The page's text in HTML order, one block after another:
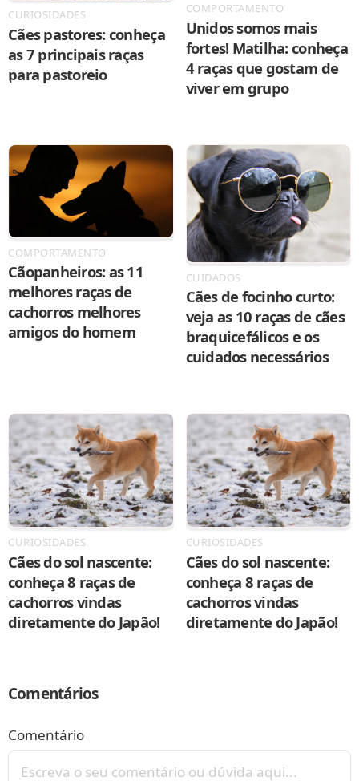
CURIOSIDADES
Cães pastores: conheça
as 7 principais raças
para pastoreio
COMPORTAMENTO
Unidos somos mais
fortes! Matilha: conheça
4 raças que gostam de
viver em grupo
COMPORTAMENTO
Cãopanheiros: as 11
melhores raças de
cachorros melhores
amigos do homem
CUIDADOS
Cães de focinho curto:
veja as 10 raças de cães
braquicefálicos e os
cuidados necessários
CURIOSIDADES
Cães do sol nascente:
conheça 8 raças de
cachorros vindas
diretamente do Japão!
CURIOSIDADES
Cães do sol nascente:
conheça 8 raças de
cachorros vindas
diretamente do Japão!
Comentários
Comentário